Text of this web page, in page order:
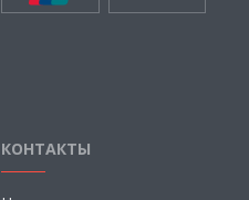
КОНТАКТЫ